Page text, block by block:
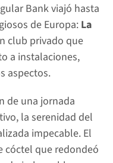
Bank viajó hasta
de Europa: La
club privado que
a instalaciones,
aspectos.
de una jornada
la serenidad del
impecable. El
cóctel que redondeó